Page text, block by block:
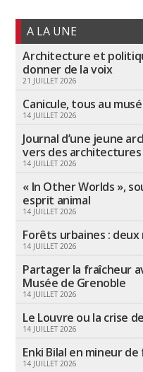
A LA UNE
Architecture et
donner de la voix
21 JUILLET 2026
Canicule, tous au
14 JUILLET 2026
Journal d’une jeune
vers des architectures
14 JUILLET 2026
« In Other Worlds »,
esprit animal
14 JUILLET 2026
Forêts urbaines :
14 JUILLET 2026
Partager la fraîcheur
Musée de Grenoble
14 JUILLET 2026
Le Louvre ou la crise
14 JUILLET 2026
Enki Bilal en mineur de
14 JUILLET 2026